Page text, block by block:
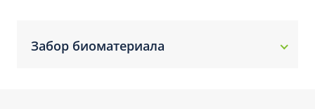
Забор биоматериала